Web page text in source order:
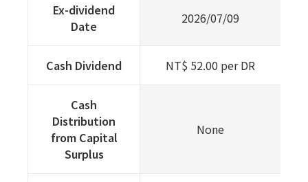
Ex-dividend
Date
2026/07/09
Cash Dividend NT$ 52.00 per DR
Cash
Distribution
from Capital
Surplus
None